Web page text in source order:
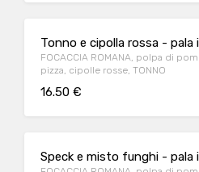
Tonno e cipolla rossa - pala
FOCACCIA ROMANA, polpa di
pizza, cipolle rosse, TONNO
16.50 €
Speck e misto funghi - pala